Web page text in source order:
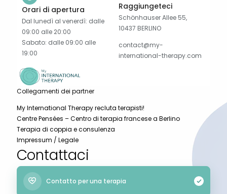
Orari di apertura
Dal lunedì al venerdì: dalle
09:00 alle 20:00
Sabato: dalle 09:00 alle
19:00
Raggiungeteci
Schönhauser Allee 55,
10437 BERLINO
contact@my-
international-therapy.com
Collegamenti dei partner
My International Therapy recluta terapisti!
Centre Pensées – Centro di terapia francese a Berlino
Terapia di coppia e consulenza
Impressum / Legale
Contattaci
Contatto per una terapia